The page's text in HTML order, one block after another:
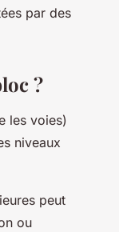
par des
?
les voies)
niveaux
peut
ou